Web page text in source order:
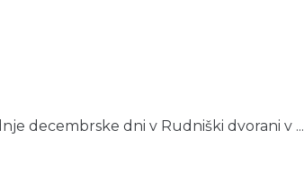
decembrske dni v Rudniški dvorani v ...